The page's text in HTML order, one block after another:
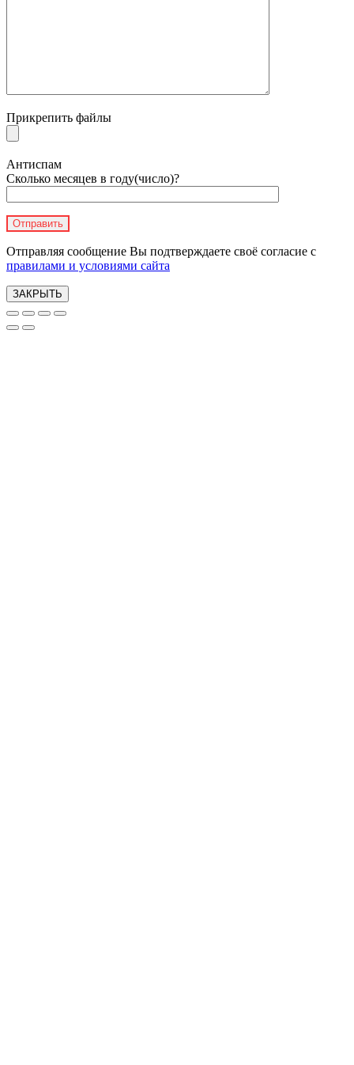
Прикрепить файлы
Антиспам
Сколько месяцев в году(число)?
Отправляя сообщение Вы подтверждаете своё согласие с
правилами и условиями сайта
ЗАКРЫТЬ